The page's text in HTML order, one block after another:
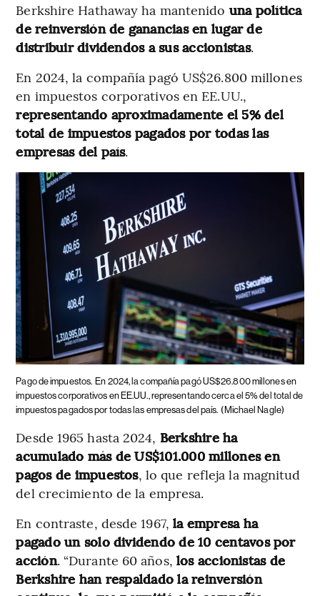
Berkshire Hathaway ha mantenido una política
de reinversión de ganancias en lugar de
distribuir dividendos a sus accionistas.
En 2024, la compañía pagó US$26.800 millones
en impuestos corporativos en EE.UU.,
representando aproximadamente el 5% del
total de impuestos pagados por todas las
empresas del país.
Pago de impuestos. En 2024, la compañía pagó US$26.800 millones en
impuestos corporativos en EE.UU., representando cerca el 5% del total de
impuestos pagados por todas las empresas del país. (Michael Nagle)
Desde 1965 hasta 2024, Berkshire ha
acumulado más de US$101.000 millones en
pagos de impuestos, lo que refleja la magnitud
del crecimiento de la empresa.
En contraste, desde 1967, la empresa ha
pagado un solo dividendo de 10 centavos por
acción. “Durante 60 años, los accionistas de
Berkshire han respaldado la reinversión